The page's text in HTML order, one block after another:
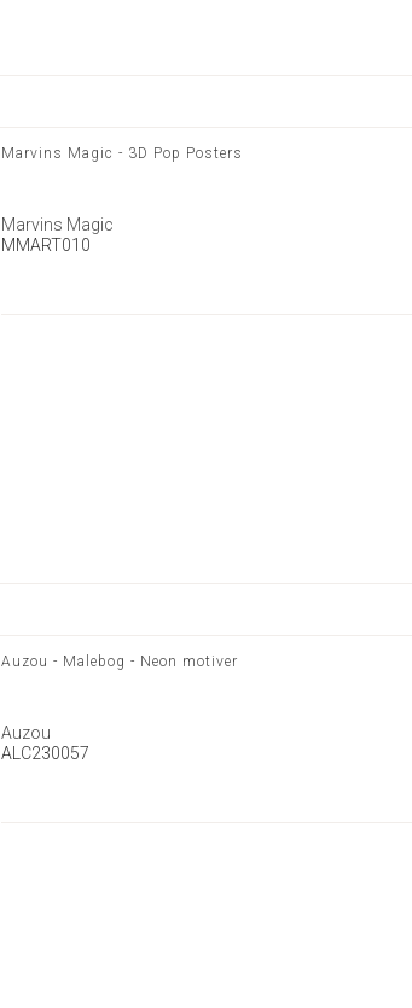
Marvins Magic - 3D Pop Posters
Marvins Magic
MMART010
Auzou - Malebog - Neon motiver
Auzou
ALC230057